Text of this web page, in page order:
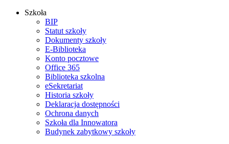
Szkoła
BIP
Statut szkoły
Dokumenty szkoły
E-Biblioteka
Konto pocztowe
Office 365
Biblioteka szkolna
eSekretariat
Historia szkoły
Deklaracja dostępności
Ochrona danych
Szkoła dla Innowatora
Budynek zabytkowy szkoły